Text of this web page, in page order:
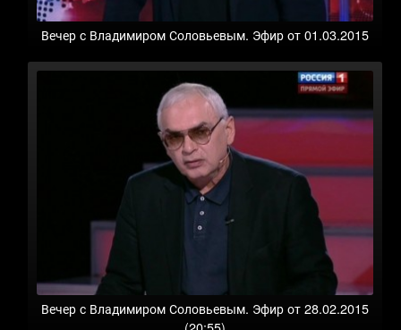
Вечер с Владимиром Соловьевым. Эфир от 01.03.2015
Вечер с Владимиром Соловьевым. Эфир от 28.02.2015